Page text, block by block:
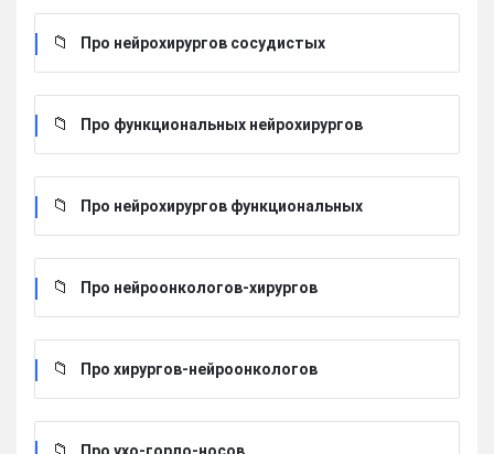
Про нейрохирургов сосудистых
Про функциональных нейрохирургов
Про нейрохирургов функциональных
Про нейроонкологов-хирургов
Про хирургов-нейроонкологов